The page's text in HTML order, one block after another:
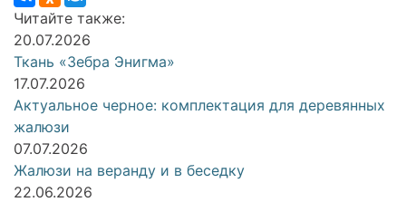
Читайте также:
20.07.2026
Ткань «Зебра Энигма»
17.07.2026
Актуальное черное: комплектация для деревянных
жалюзи
07.07.2026
Жалюзи на веранду и в беседку
22.06.2026